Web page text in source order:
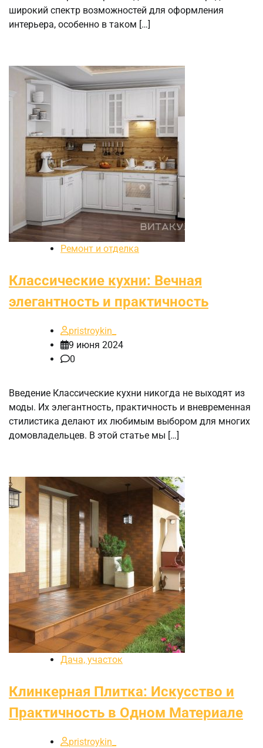
широкий спектр возможностей для оформления
интерьера, особенно в таком […]
Ремонт и отделка
Классические кухни: Вечная
элегантность и практичность
pristroykin_
9 июня 2024
0
Введение Классические кухни никогда не выходят из
моды. Их элегантность, практичность и вневременная
стилистика делают их любимым выбором для многих
домовладельцев. В этой статье мы […]
Дача, участок
Клинкерная Плитка: Искусство и
Практичность в Одном Материале
pristroykin_